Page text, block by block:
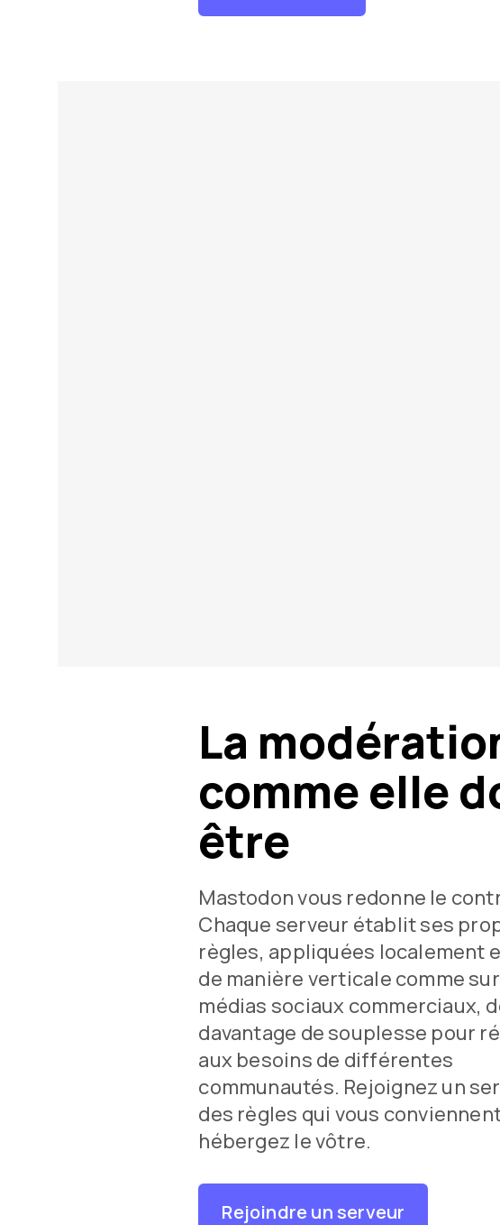
La
comme elle
être
Mastodon vous redonne le
Chaque serveur établit ses
règles, appliquées localement
de manière verticale comme
médias sociaux commerciaux,
davantage de souplesse pour
aux besoins de différentes
communautés. Rejoignez un
des règles qui vous
hébergez le vôtre.
Rejoindre un serveur